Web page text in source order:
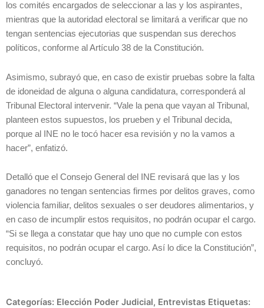
los comités encargados de seleccionar a las y los aspirantes,
mientras que la autoridad electoral se limitará a verificar que no
tengan sentencias ejecutorias que suspendan sus derechos
políticos, conforme al Artículo 38 de la Constitución.
Asimismo, subrayó que, en caso de existir pruebas sobre la falta
de idoneidad de alguna o alguna candidatura, corresponderá al
Tribunal Electoral intervenir. “Vale la pena que vayan al Tribunal,
planteen estos supuestos, los prueben y el Tribunal decida,
porque al INE no le tocó hacer esa revisión y no la vamos a
hacer”, enfatizó.
Detalló que el Consejo General del INE revisará que las y los
ganadores no tengan sentencias firmes por delitos graves, como
violencia familiar, delitos sexuales o ser deudores alimentarios, y
en caso de incumplir estos requisitos, no podrán ocupar el cargo.
“Si se llega a constatar que hay uno que no cumple con estos
requisitos, no podrán ocupar el cargo. Así lo dice la Constitución”,
concluyó.
Categorías: Elección Poder Judicial, Entrevistas Etiquetas: